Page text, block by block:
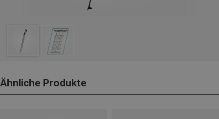
Ähnliche Produkte